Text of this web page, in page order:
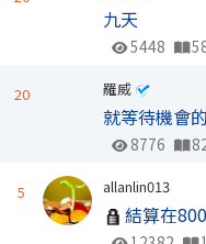
九天
5448
20 羅威
就等待機會
8776
5 allanlin013
結算在